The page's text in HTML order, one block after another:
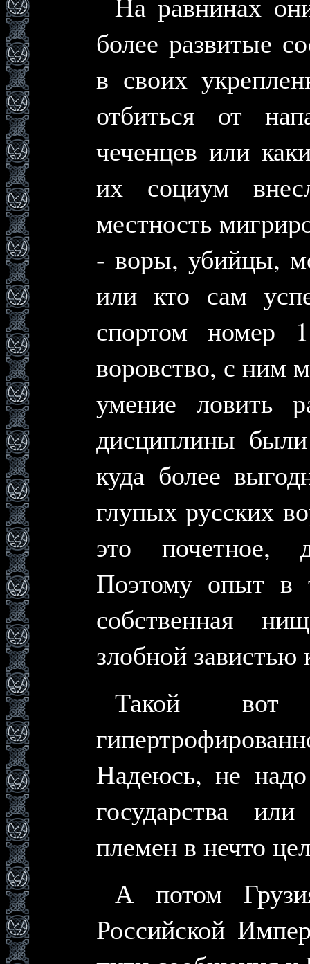
более развитые
в своих
отбиться от
чеченцев или
их социум
местность
- воры, убийцы,
или кто сам
спортом номер
воровство, с ним
умение ловить
дисциплины
куда более
глупых русских
это почетное,
Поэтому опыт в
собственная
злобной
Такой вот
Hадеюсь, не
государства
племен в нечто
А потом
Российской